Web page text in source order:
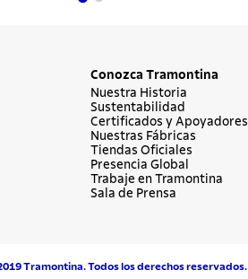
Conozca Tramontina
Nuestra Historia
Sustentabilidad
Certificados y Apoyadores
Nuestras Fábricas
Tiendas Oficiales
Presencia Global
Trabaje en Tramontina
Sala de Prensa
Tramontina. Todos los derechos reservados.